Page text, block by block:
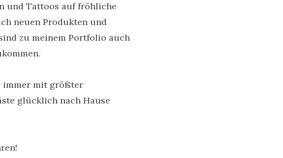
und Tattoos auf fröhliche
neuen Produkten und
zu meinem Portfolio auch
immer mit größter
glücklich nach Hause